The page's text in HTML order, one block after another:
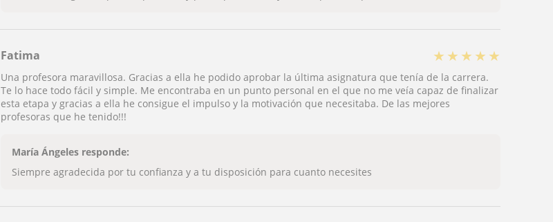
Fatima ★ ★ ★ ★ ★
Una profesora maravillosa. Gracias a ella he podido aprobar la última asignatura que tenía de la carrera.
Te lo hace todo fácil y simple. Me encontraba en un punto personal en el que no me veía capaz de finalizar
esta etapa y gracias a ella he consigue el impulso y la motivación que necesitaba. De las mejores
profesoras que he tenido!!!
María Ángeles responde:
Siempre agradecida por tu confianza y a tu disposición para cuanto necesites